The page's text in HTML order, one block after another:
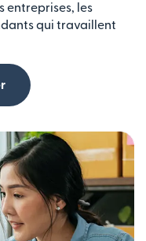
entreprises, les
qui travaillent